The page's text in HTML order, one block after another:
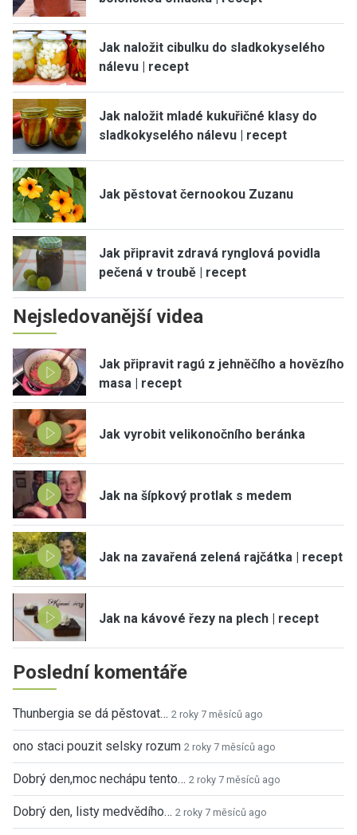
Jak naložit cibulku do sladkokyselého
nálevu | recept
Jak naložit mladé kukuřičné klasy do
sladkokyselého nálevu | recept
Jak pěstovat černookou Zuzanu
Jak připravit zdravá rynglová povidla
pečená v troubě | recept
Nejsledovanější videa
Jak připravit ragú z jehněčího a hovězího
masa | recept
Jak vyrobit velikonočního beránka
Jak na šípkový protlak s medem
Jak na zavařená zelená rajčátka | recept
Jak na kávové řezy na plech | recept
Poslední komentáře
Thunbergia se dá pěstovat… 2 roky 7 měsíců ago
ono staci pouzit selsky rozum 2 roky 7 měsíců ago
Dobrý den,moc nechápu tento… 2 roky 7 měsíců ago
Dobrý den, listy medvědího… 2 roky 7 měsíců ago